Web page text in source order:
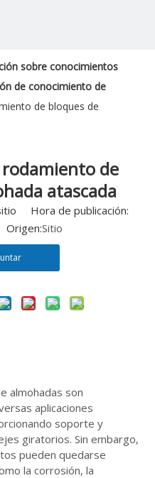
sobre conocimientos
de conocimiento de
de bloques de
de
atascada
Hora de publicación:
Sitio
almohadas son
aplicaciones
soporte y
giratorios. Sin embargo,
pueden quedarse
la corrosión, la